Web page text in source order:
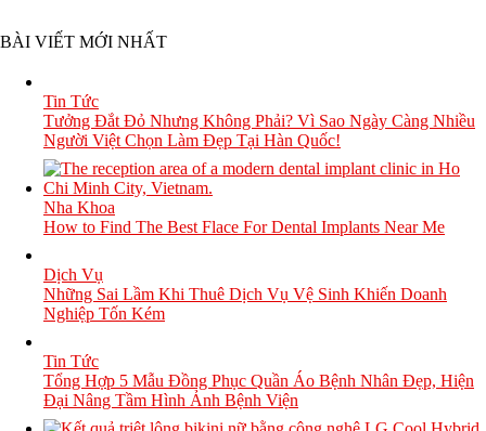
BÀI VIẾT MỚI NHẤT
Tin Tức
Tưởng Đắt Đỏ Nhưng Không Phải? Vì Sao Ngày Càng Nhiều
Người Việt Chọn Làm Đẹp Tại Hàn Quốc!
Nha Khoa
How to Find The Best Flace For Dental Implants Near Me
Dịch Vụ
Những Sai Lầm Khi Thuê Dịch Vụ Vệ Sinh Khiến Doanh
Nghiệp Tốn Kém
Tin Tức
Tổng Hợp 5 Mẫu Đồng Phục Quần Áo Bệnh Nhân Đẹp, Hiện
Đại Nâng Tầm Hình Ảnh Bệnh Viện